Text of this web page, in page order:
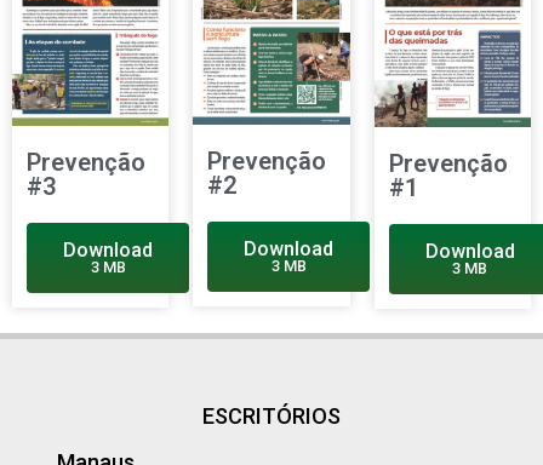
Prevenção
#3
Download
3 MB
Prevenção
#2
Download
3 MB
Prevenção
#1
Download
3 MB
ESCRITÓRIOS